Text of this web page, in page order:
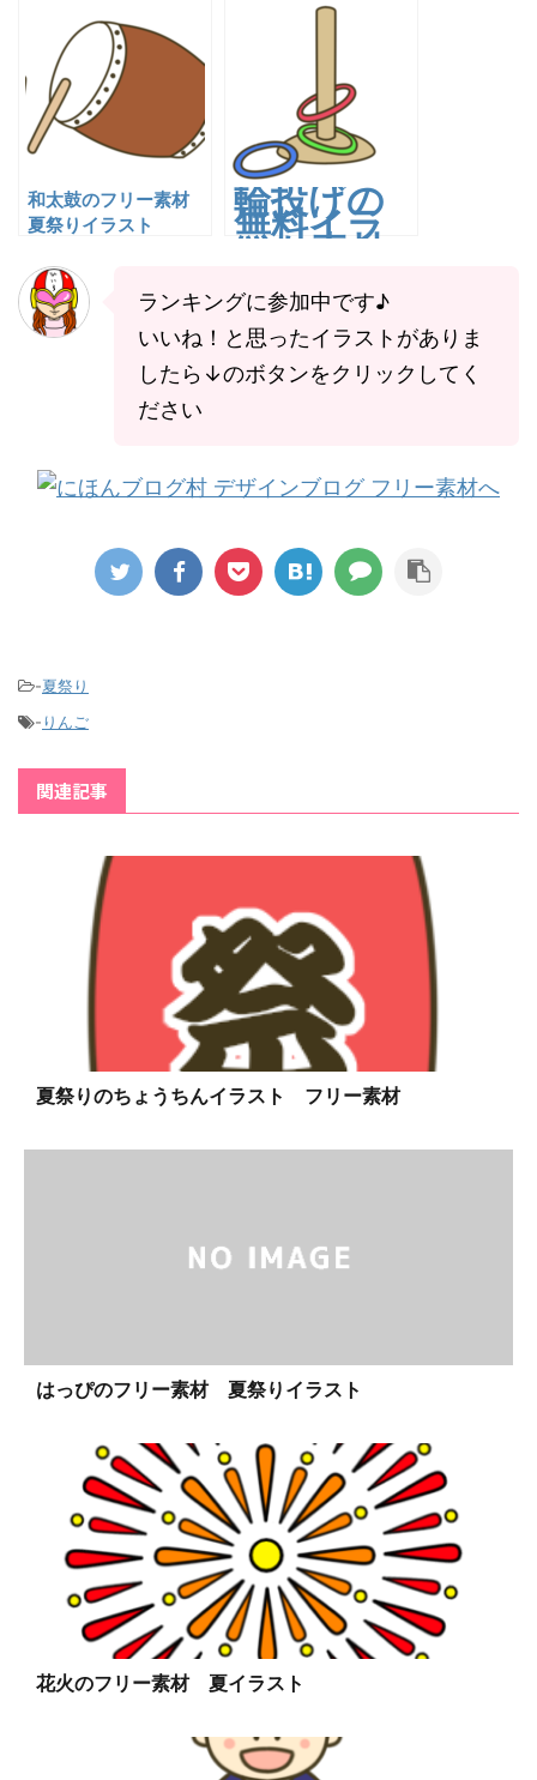
和太鼓のフリー素材
夏祭りイラスト
輪投げの
無料イラ
スト素材
り・盆踊
り・縁日
向け｜透
過PNG・
ランキングに参加中です♪
いいね！と思ったイラストがありま
したら↓のボタンをクリックしてく
ださい
-夏祭り
-りんご
関連記事
夏祭りのちょうちんイラスト フリー素材
はっぴのフリー素材 夏祭りイラスト
花火のフリー素材 夏イラスト